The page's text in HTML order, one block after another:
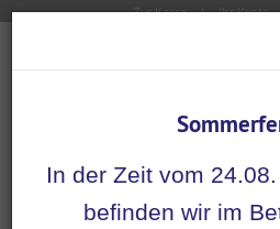
Zur Kasse Ihr Konto
Startseite
In der Zeit vom
befinden wir im